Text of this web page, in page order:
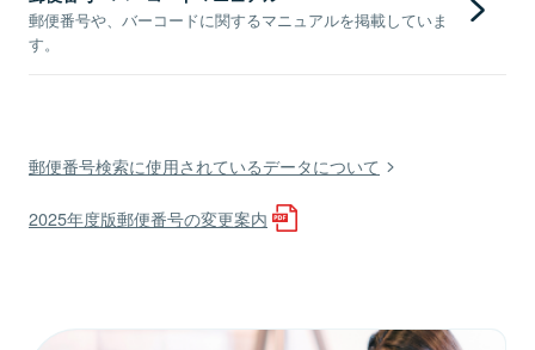
郵便番号や、バーコードに関するマニュアルを掲載していま
す。
郵便番号検索に使用されているデータについて
2025年度版郵便番号の変更案内